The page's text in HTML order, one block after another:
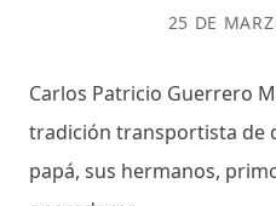
25 DE
Carlos Patricio Guerrero
tradición transportista de
papá, sus hermanos,